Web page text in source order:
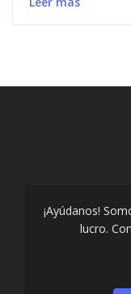
¡Ayúdanos!
lucro.